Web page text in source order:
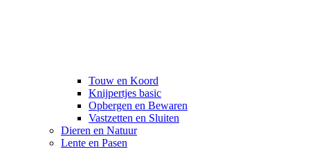
Touw en Koord
Knijpertjes basic
Opbergen en Bewaren
Vastzetten en Sluiten
Dieren en Natuur
Lente en Pasen